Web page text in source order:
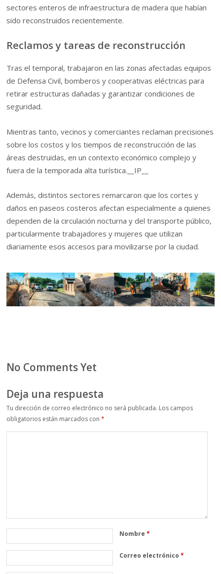
sectores enteros de infraestructura de madera que habían
sido reconstruidos recientemente.
Reclamos y tareas de reconstrucción
Tras el temporal, trabajaron en las zonas afectadas equipos
de Defensa Civil, bomberos y cooperativas eléctricas para
retirar estructuras dañadas y garantizar condiciones de
seguridad.
Mientras tanto, vecinos y comerciantes reclaman precisiones
sobre los costos y los tiempos de reconstrucción de las
áreas destruidas, en un contexto económico complejo y
fuera de la temporada alta turística. __IP__
Además, distintos sectores remarcaron que los cortes y
daños en paseos costeros afectan especialmente a quienes
dependen de la circulación nocturna y del transporte público,
particularmente trabajadores y mujeres que utilizan
diariamente esos accesos para movilizarse por la ciudad.
No Comments Yet
Deja una respuesta
Tu dirección de correo electrónico no será publicada. Los campos
obligatorios están marcados con*
Nombre*
Correo electrónico*